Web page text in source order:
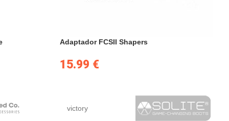
Adaptador FCSII Shapers
15.99 €
victory